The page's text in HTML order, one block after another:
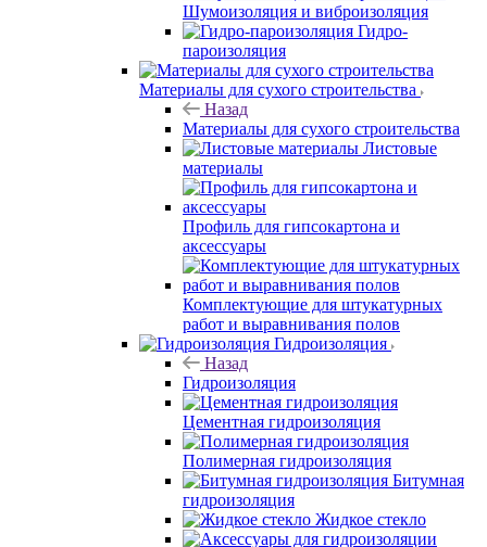
Шумоизоляция и виброизоляция
Гидро-
пароизоляция
Материалы для сухого строительства
Назад
Материалы для сухого строительства
Листовые
материалы
Профиль для гипсокартона и
аксессуары
Комплектующие для штукатурных
работ и выравнивания полов
Гидроизоляция
Назад
Гидроизоляция
Цементная гидроизоляция
Полимерная гидроизоляция
Битумная
гидроизоляция
Жидкое стекло